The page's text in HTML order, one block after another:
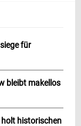
für
bleibt makellos
holt historischen